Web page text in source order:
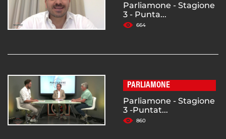
Parliamone - Stagione
3 - Punta...
664
PARLIAMONE
Parliamone - Stagione
3 -Puntat...
860